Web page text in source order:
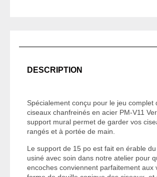
DESCRIPTION
Spécialement conçu pour le jeu complet
ciseaux chanfreinés en acier PM-V11
support mural permet de garder vos
rangés et à portée de main.
Le support de 15 po est fait en érable
usiné avec soin dans notre atelier pour
encoches conviennent parfaitement aux